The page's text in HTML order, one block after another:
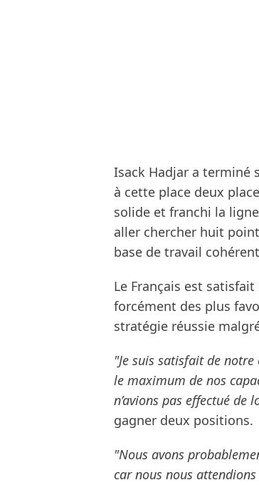
Isack Hadjar a terminé
à cette place deux
solide et franchi la
aller chercher huit
base de travail
Le Français est
forcément des plus
stratégie réussie
"Je suis satisfait de
le maximum de nos
n’avions pas effectué de
gagner deux positions.
"Nous avons
car nous nous